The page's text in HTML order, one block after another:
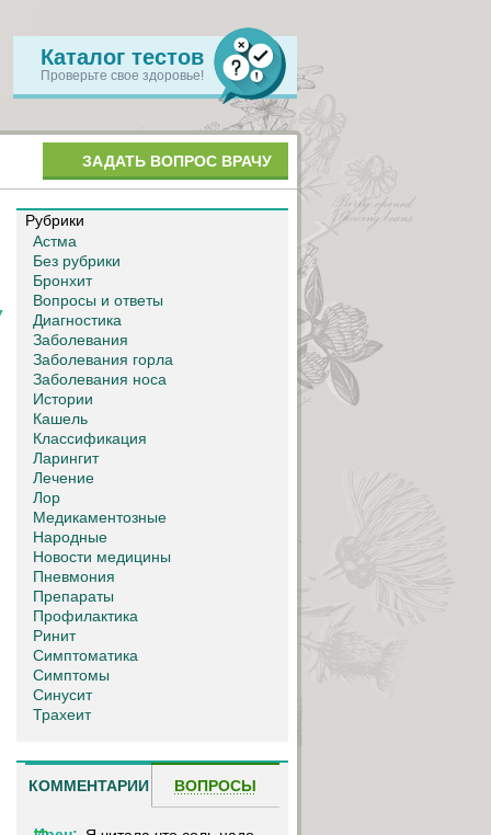
Каталог тестов
Проверьте свое здоровье!
ЗАДАТЬ ВОПРОС ВРАЧУ
Рубрики
Астма
Без рубрики
Бронхит
Вопросы и ответы
Диагностика
Заболевания
Заболевания горла
Заболевания носа
Истории
Кашель
Классификация
Ларингит
Лечение
Лор
Медикаментозные
Народные
Новости медицины
Пневмония
Препараты
Профилактика
Ринит
Симптоматика
Симптомы
Синусит
Трахеит
КОММЕНТАРИИ ВОПРОСЫ